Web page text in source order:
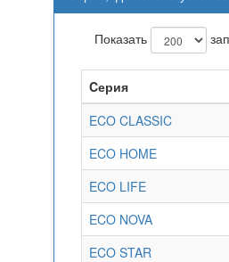
Показать
Cерия
ECO CLASSIC
ECO HOME
ECO LIFE
ECO NOVA
ECO STAR